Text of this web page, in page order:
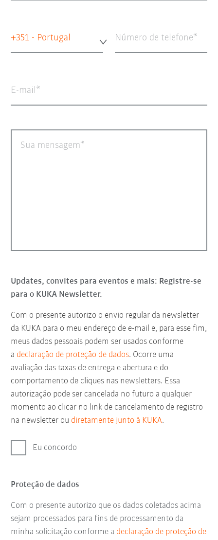
+351 - Portugal Número de telefone
E-mail
Sua mensagem
Updates, convites para eventos e mais: Registre-se
para o KUKA Newsletter.
Com o presente autorizo o envio regular da newsletter
da KUKA para o meu endereço de e-mail e, para esse fim,
meus dados pessoais podem ser usados conforme
a declaração de proteção de dados. Ocorre uma
avaliação das taxas de entrega e abertura e do
comportamento de cliques nas newsletters. Essa
autorização pode ser cancelada no futuro a qualquer
momento ao clicar no link de cancelamento de registro
na newsletter ou diretamente junto à KUKA.
Eu concordo
Proteção de dados
Com o presente autorizo que os dados coletados acima
sejam processados para fins de processamento da
minha solicitação conforme a declaração de proteção de